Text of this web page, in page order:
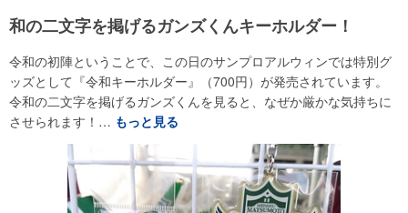
和の二文字を掲げるガンズくんキーホルダー！
令和の初陣ということで、この日のサンプロアルウィンでは特別グ
ッズとして『令和キーホルダー』（700円）が発売されています。
令和の二文字を掲げるガンズくんを見ると、なぜか厳かな気持ちに
させられます！… もっと見る